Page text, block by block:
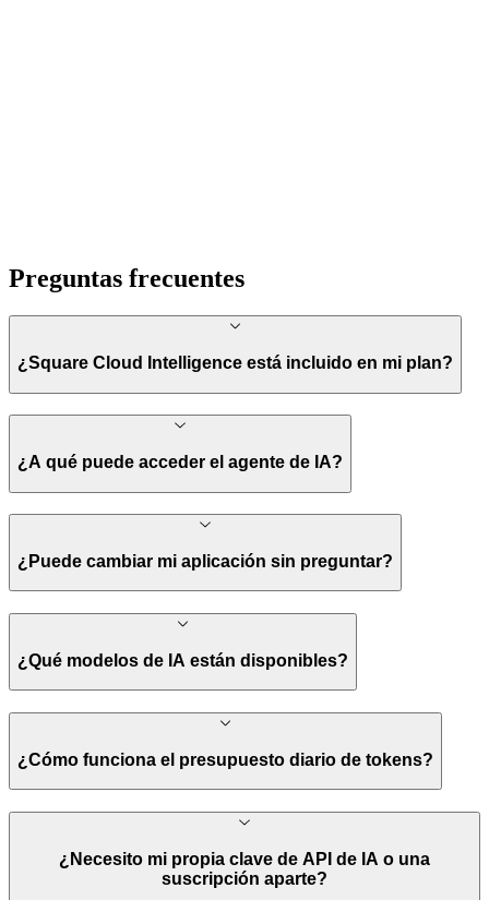
Preguntas frecuentes
¿Square Cloud Intelligence está incluido en mi plan?
¿A qué puede acceder el agente de IA?
¿Puede cambiar mi aplicación sin preguntar?
¿Qué modelos de IA están disponibles?
¿Cómo funciona el presupuesto diario de tokens?
¿Necesito mi propia clave de API de IA o una
suscripción aparte?